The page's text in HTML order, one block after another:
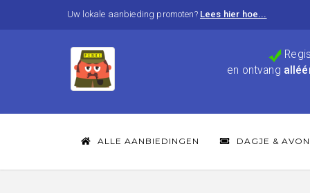
Uw lokale aanbieding promoten? Lees hier hoe...
en ontvang
ALLE AANBIEDINGEN DAGJE &